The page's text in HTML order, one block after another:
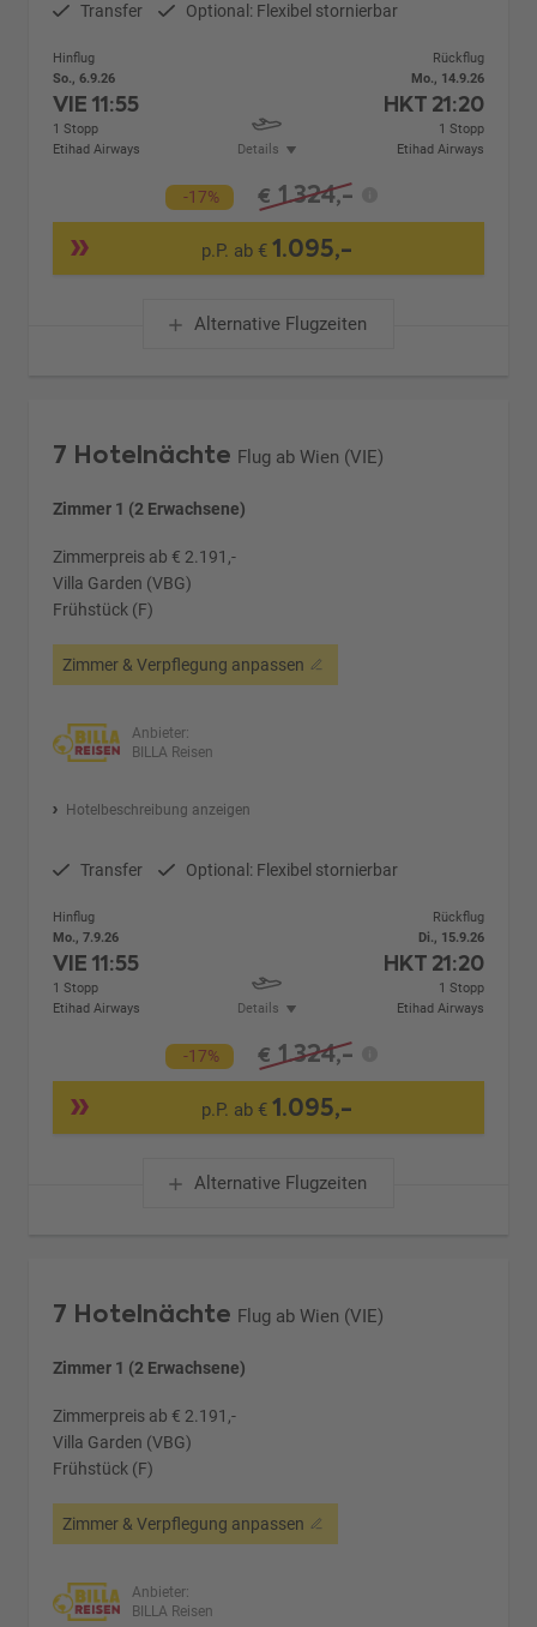
Transfer Optional: Flexibel stornierbar
Hinflug
So., 6.9.26
VIE11:55
1 Stopp
Etihad Airways
Details
Rückflug
Mo., 14.9.26
HKT 21:20
1 Stopp
Etihad Airways
-17% € 1.324,-
p.P. ab €1.095,-
Alternative Flugzeiten
7 Hotelnächte Flug ab Wien (VIE)
Zimmer 1 (2 Erwachsene)
Zimmerpreis ab € 2.191,-
Villa Garden (VBG)
Frühstück (F)
Zimmer & Verpflegung anpassen
Anbieter:
BILLA Reisen
Hotelbeschreibung anzeigen
Transfer Optional: Flexibel stornierbar
Hinflug
Mo., 7.9.26
VIE11:55
1 Stopp
Etihad Airways
Details
Rückflug
Di., 15.9.26
HKT 21:20
1 Stopp
Etihad Airways
-17% € 1.324,-
p.P. ab €1.095,-
Alternative Flugzeiten
7 Hotelnächte Flug ab Wien (VIE)
Zimmer 1 (2 Erwachsene)
Zimmerpreis ab € 2.191,-
Villa Garden (VBG)
Frühstück (F)
Zimmer & Verpflegung anpassen
Anbieter:
BILLA Reisen